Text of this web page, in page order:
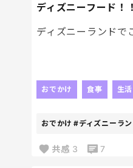
ディズニーフード！！
ディズニーランドで
この数年いってない
おでかけ 食事 生
おでかけ #ディズニーラン
共感 3 7